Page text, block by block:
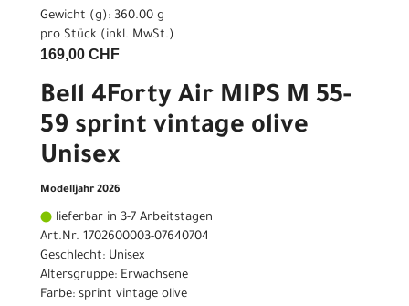
Gewicht (g): 360.00 g
pro Stück (inkl. MwSt.)
169,00 CHF
Bell 4Forty Air MIPS M 55-
59 sprint vintage olive
Unisex
Modelljahr 2026
lieferbar in 3-7 Arbeitstagen
Art.Nr. 1702600003-07640704
Geschlecht: Unisex
Altersgruppe: Erwachsene
Farbe: sprint vintage olive